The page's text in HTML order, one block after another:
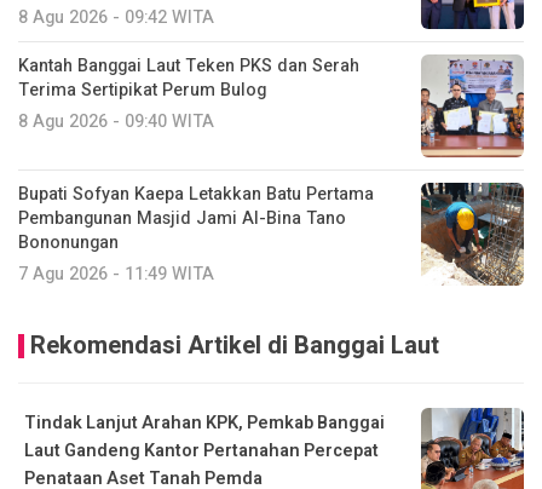
8 Agu 2026 - 09:42 WITA
Kantah Banggai Laut Teken PKS dan Serah
Terima Sertipikat Perum Bulog
8 Agu 2026 - 09:40 WITA
Bupati Sofyan Kaepa Letakkan Batu Pertama
Pembangunan Masjid Jami Al-Bina Tano
Bononungan
7 Agu 2026 - 11:49 WITA
Rekomendasi Artikel di Banggai Laut
Tindak Lanjut Arahan KPK, Pemkab Banggai
Laut Gandeng Kantor Pertanahan Percepat
Penataan Aset Tanah Pemda